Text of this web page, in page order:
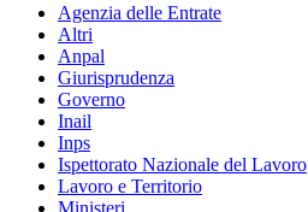
Agenzia delle Entrate
Altri
Anpal
Giurisprudenza
Governo
Inail
Inps
Ispettorato Nazionale del Lavoro
Lavoro e Territorio
Ministeri